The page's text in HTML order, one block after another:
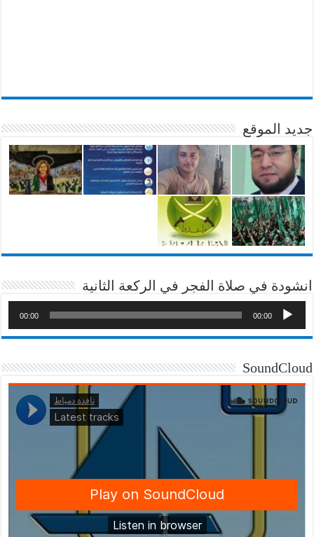
جديد الموقع
انشودة في صلاة الفجر في الركعة الثانية
00:00
00:00
SoundCloud